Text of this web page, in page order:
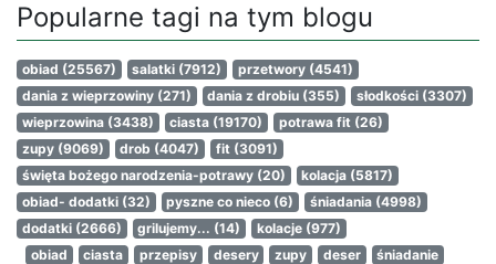
Popularne tagi na tym blogu
obiad (25567) salatki (7912) przetwory (4541)
dania z wieprzowiny (271) dania z drobiu (355) słodkości (3307)
wieprzowina (3438) ciasta (19170) potrawa fit (26)
zupy (9069) drob (4047) fit (3091)
święta bożego narodzenia-potrawy (20) kolacja (5817)
obiad- dodatki (32) pyszne co nieco (6) śniadania (4998)
dodatki (2666) grilujemy... (14) kolacje (977)
obiad
ciasta przepisy desery zupy deser
śniadanie